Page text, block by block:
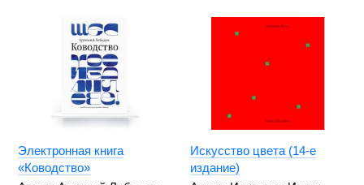
Электронная книга
«Ководство»
Искусство цвета (14-е
издание)